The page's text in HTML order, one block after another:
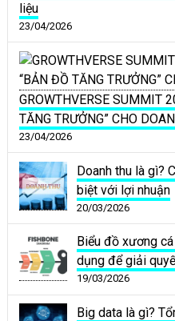
liệu
23/04/2026
GROWTHVERSE SUMMIT
TĂNG TRƯỞNG” CHO
23/04/2026
Doanh thu là gì?
biệt với lợi nhuận
20/03/2026
Biểu đồ xương
dụng để giải
19/03/2026
Big data là gì?